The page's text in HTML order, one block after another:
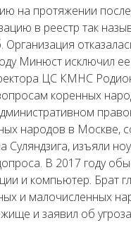
на протяжении
в реестр так
Минюст исключил
ЦС КМНС
коренных
народов в Москве,
изъяли
В 2017 году
и компьютер. Брат
и малочисленных
и заявил об